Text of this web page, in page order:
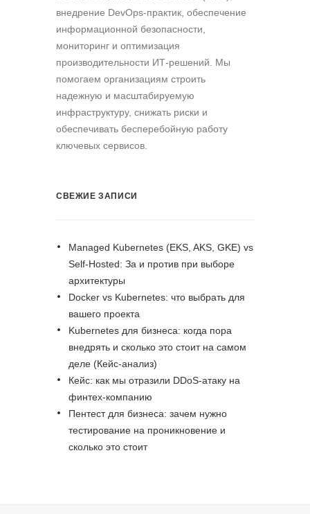
внедрение DevOps-практик, обеспечение
информационной безопасности,
мониторинг и оптимизация
производительности ИТ-решений. Мы
помогаем организациям строить
надежную и масштабируемую
инфраструктуру, снижать риски и
обеспечивать бесперебойную работу
ключевых сервисов.
СВЕЖИЕ ЗАПИСИ
Managed Kubernetes (EKS, AKS, GKE) vs
Self-Hosted: За и против при выборе
архитектуры
Docker vs Kubernetes: что выбрать для
вашего проекта
Kubernetes для бизнеса: когда пора
внедрять и сколько это стоит на самом
деле (Кейс-анализ)
Кейс: как мы отразили DDoS-атаку на
финтех-компанию
Пентест для бизнеса: зачем нужно
тестирование на проникновение и
сколько это стоит